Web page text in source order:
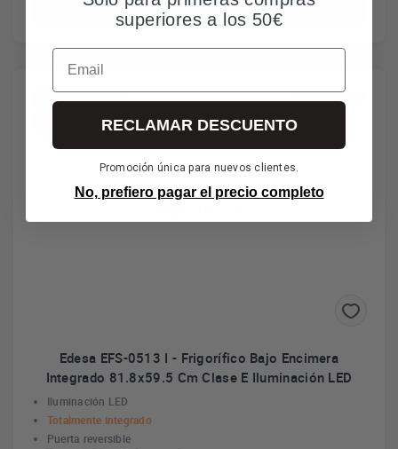
Añadir al carrito
Puerta reversible
Edesa EFS-0513 I - Frigorífico Bajo Encimera
Integrado 81.8x59.5 Cm Clase E Iluminación LED
Iluminación LED
Totalmente integrado
Puerta reversible
superiores a los 50€
Email
RECLAMAR DESCUENTO
Promoción única para nuevos clientes.
No, prefiero pagar el precio completo